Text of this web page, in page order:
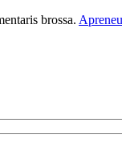
brossa.